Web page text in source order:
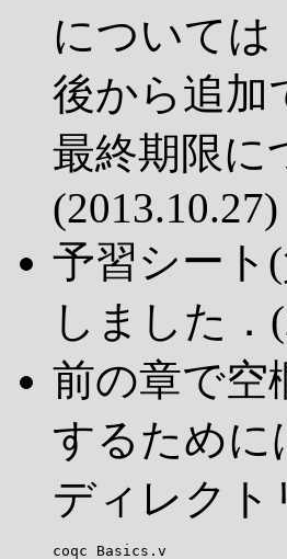
については
後から追加
最終期限に
(2013.10.27)
予習シート
しました．
前の章で空
するために
ディレクト